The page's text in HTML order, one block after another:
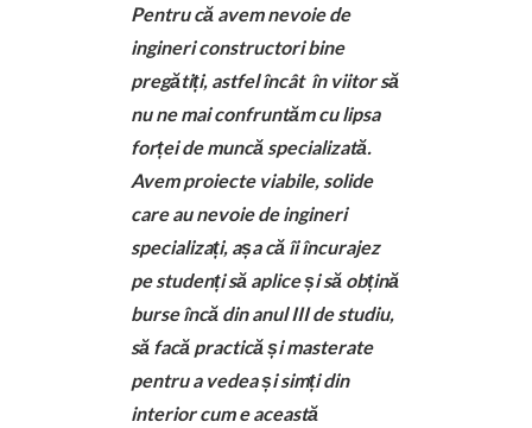
Pentru că avem nevoie de
ingineri constructori bine
pregătiți, astfel încât în viitor să
nu ne mai confruntăm cu lipsa
forței de muncă specializată.
Avem proiecte viabile, solide
care au nevoie de ingineri
specializați, așa că îi încurajez
pe studenți să aplice și să obțină
burse încă din anul III de studiu,
să facă practică și masterate
pentru a vedea și simți din
interior cum e această